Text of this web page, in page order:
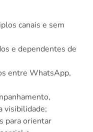
canais e sem
e dependentes de
entre WhatsApp,
visibilidade;
para orientar